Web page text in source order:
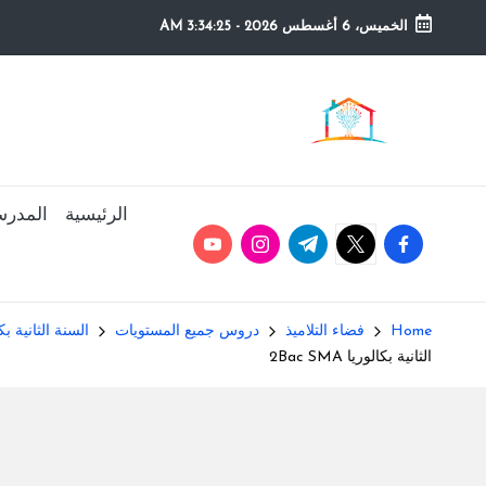
Skip
الخميس، 6 أغسطس 2026 -
3:34:26 AM
م
ع
م
التعليم
الصريح
facebook.com
twitter.com
t.me
instagram.com
youtube.com
الرئيسية
Home فضاء التلاميذ دروس جميع المستويات السنة الثانية
الثانية بكالوريا 2Bac SMA